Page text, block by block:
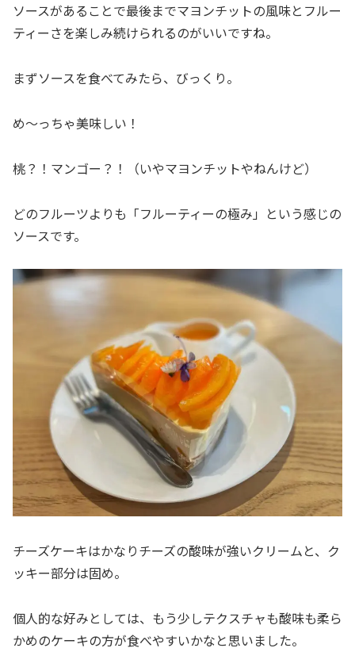
ソースがあることで最後までマヨンチットの風味とフルー
ティーさを楽しみ続けられるのがいいですね。
まずソースを食べてみたら、びっくり。
め〜っちゃ美味しい！
桃？！マンゴー？！（いやマヨンチットやねんけど）
どのフルーツよりも「フルーティーの極み」という感じの
ソースです。
チーズケーキはかなりチーズの酸味が強いクリームと、ク
ッキー部分は固め。
個人的な好みとしては、もう少しテクスチャも酸味も柔ら
かめのケーキの方が食べやすいかなと思いました。